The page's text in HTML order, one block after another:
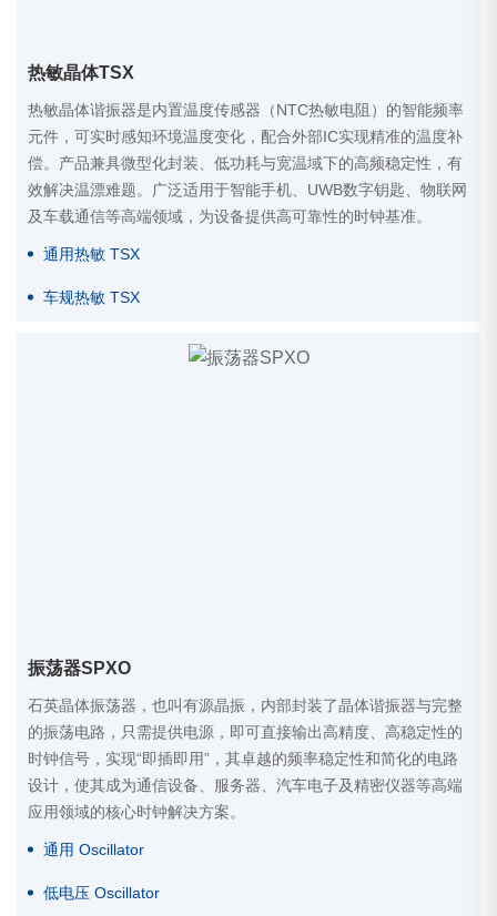
热敏晶体TSX
热敏晶体谐振器是内置温度传感器（NTC热敏电阻）的智能频率
元件，可实时感知环境温度变化，配合外部IC实现精准的温度补
偿。产品兼具微型化封装、低功耗与宽温域下的高频稳定性，有
效解决温漂难题。广泛适用于智能手机、UWB数字钥匙、物联网
及车载通信等高端领域，为设备提供高可靠性的时钟基准。
通用热敏 TSX
车规热敏 TSX
振荡器SPXO
石英晶体振荡器，也叫有源晶振，内部封装了晶体谐振器与完整
的振荡电路，只需提供电源，即可直接输出高精度、高稳定性的
时钟信号，实现“即插即用”，其卓越的频率稳定性和简化的电路
设计，使其成为通信设备、服务器、汽车电子及精密仪器等高端
应用领域的核心时钟解决方案。
通用 Oscillator
低电压 Oscillator